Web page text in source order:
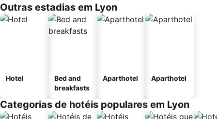
Outras estadias em Lyon
Hotel
Bed and
breakfasts
Aparthotel Aparthotel
Categorias de hotéis populares em Lyon